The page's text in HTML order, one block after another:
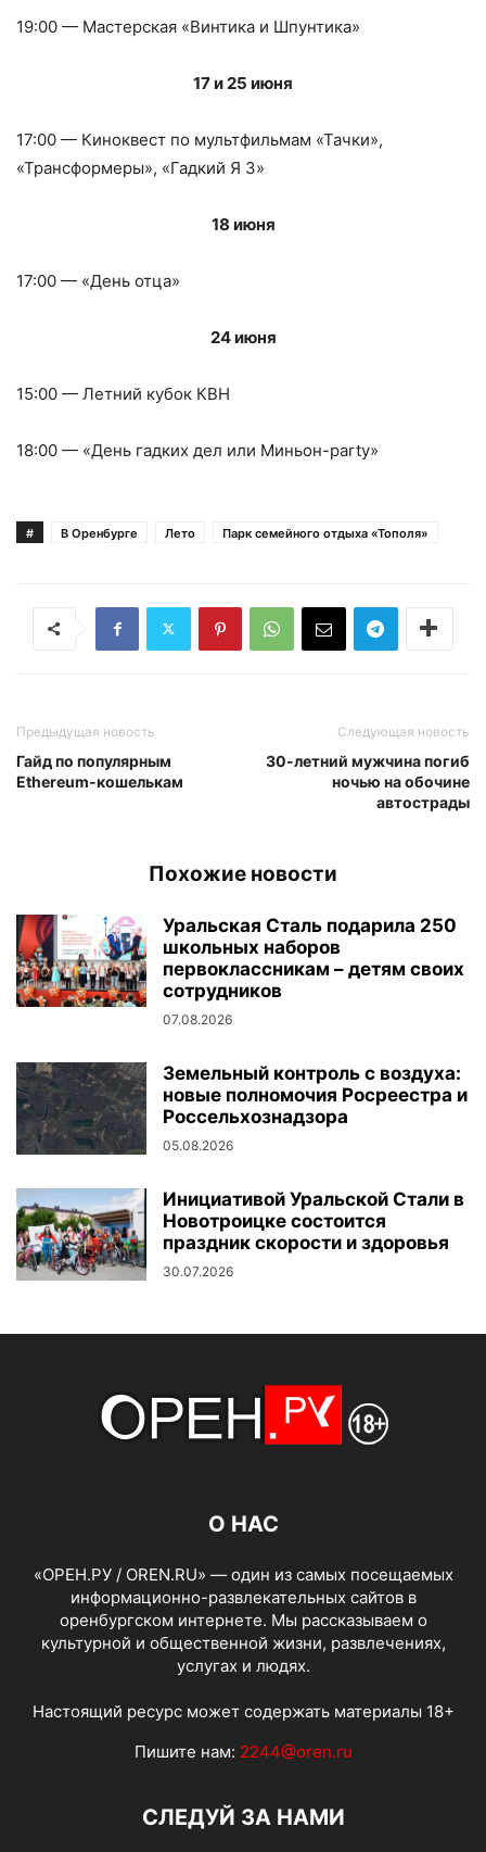
19:00 — Мастерская «Винтика и Шпунтика»
17 и 25 июня
17:00 — Киноквест по мультфильмам «Тачки»,
«Трансформеры», «Гадкий Я 3»
18 июня
17:00 — «День отца»
24 июня
15:00 — Летний кубок КВН
18:00 — «День гадких дел или Миньон-party»
# В Оренбурге Лето Парк семейного отдыха «Тополя»
Предыдущая новость
Гайд по популярным
Ethereum-кошелькам
Следующая новость
30-летний мужчина погиб
ночью на обочине
автострады
Похожие новости
Уральская Сталь подарила 250
школьных наборов
первоклассникам – детям своих
сотрудников
07.08.2026
Земельный контроль с воздуха:
новые полномочия Росреестра и
Россельхознадзора
05.08.2026
Инициативой Уральской Стали в
Новотроицке состоится
праздник скорости и здоровья
30.07.2026
О НАС
«ОРЕН.РУ / OREN.RU» — один из самых посещаемых
информационно-развлекательных сайтов в
оренбургском интернете. Мы рассказываем о
культурной и общественной жизни, развлечениях,
услугах и людях.
Настоящий ресурс может содержать материалы 18+
Пишите нам: 2244@oren.ru
СЛЕДУЙ ЗА НАМИ